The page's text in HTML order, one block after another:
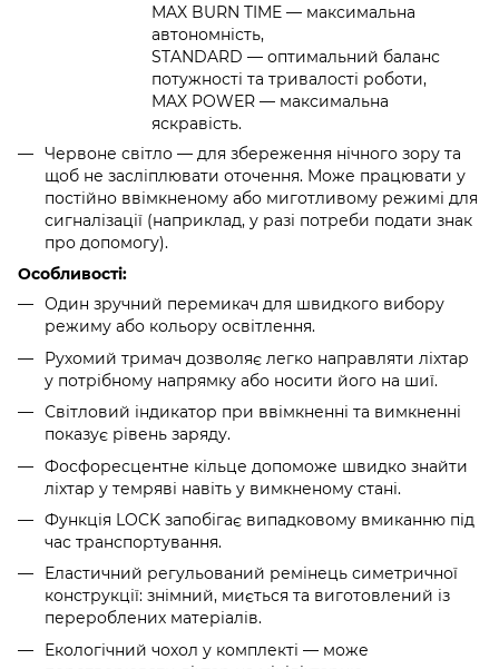
MAX BURN TIME — максимальна
автономність,
STANDARD — оптимальний баланс
потужності та тривалості роботи,
MAX POWER — максимальна
яскравість.
Червоне світло — для збереження нічного зору та
щоб не засліплювати оточення. Може працювати у
постійно ввімкненому або миготливому режимі для
сигналізації (наприклад, у разі потреби подати знак
про допомогу).
Особливості:
Один зручний перемикач для швидкого вибору
режиму або кольору освітлення.
Рухомий тримач дозволяє легко направляти ліхтар
у потрібному напрямку або носити його на шиї.
Світловий індикатор при ввімкненні та вимкненні
показує рівень заряду.
Фосфоресцентне кільце допоможе швидко знайти
ліхтар у темряві навіть у вимкненому стані.
Функція LOCK запобігає випадковому вмиканню під
час транспортування.
Еластичний регульований ремінець симетричної
конструкції: знімний, миється та виготовлений із
перероблених матеріалів.
Екологічний чохол у комплекті — може